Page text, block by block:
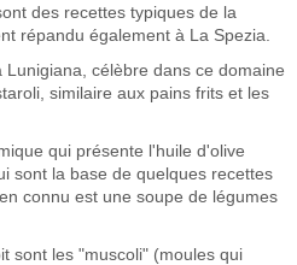
des recettes typiques de la
répandu également à La Spezia.
célèbre dans ce domaine
similaire aux pains frits et les
qui présente l'huile d'olive
sont la base de quelques recettes
connu est une soupe de légumes
sont les "muscoli" (moules qui